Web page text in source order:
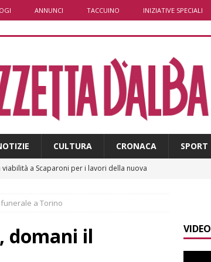
ANNUNCI TACCUINO INIZIATIVE SPECIALI
CULTURA CRONACA SPORT
viabilità a Scaparoni per i lavori della nuova
chilometri su due ruote lungo il Belbo
della Polizia: controlli, denunce e lotta al
a Torino
domani il
VIDEO